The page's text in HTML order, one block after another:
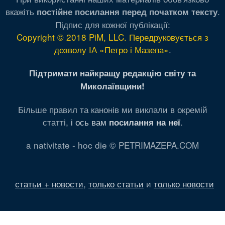
вкажіть постійне посилання перед початком тексту.
Підпис для кожної публікації:
Copyright © 2018 PiM, LLC. Передруковується з
дозволу ІА «Петро і Мазепа».
Підтримати найкращу редакцію світу та
Миколаївщини!
Більше правил та канонів ми виклали в окремій
статті, і ось вам посилання на неї.
a nativitate - hoc die © PETRIMAZEPA.COM
статьи + новости, только статьи и только новости